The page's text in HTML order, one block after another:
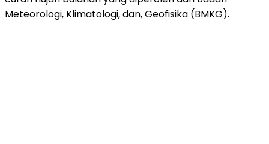
Meteorologi, Klimatologi, dan, Geofisika (BMKG).